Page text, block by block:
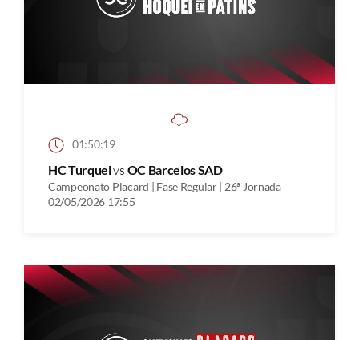
01:50:19
HC Turquelvs OC Barcelos SAD
Campeonato Placard | Fase Regular | 26ª Jornada
02/05/2026 17:55